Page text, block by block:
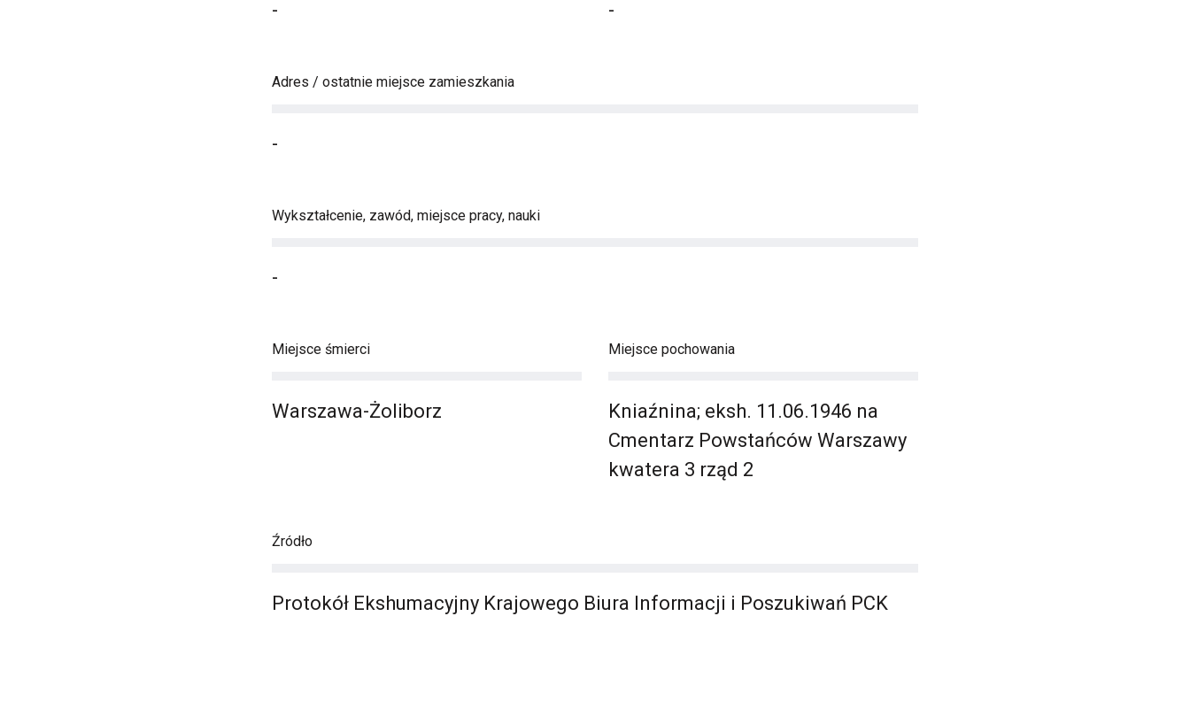
- -
Adres / ostatnie miejsce zamieszkania
-
Wykształcenie, zawód, miejsce pracy, nauki
-
Miejsce śmierci
Warszawa-Żoliborz
Miejsce pochowania
Kniaźnina; eksh. 11.06.1946 na
Cmentarz Powstańców Warszawy
kwatera 3 rząd 2
Źródło
Protokół Ekshumacyjny Krajowego Biura Informacji i Poszukiwań PCK